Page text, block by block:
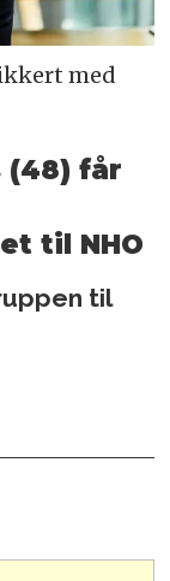
med
(48) får
til NHO
til